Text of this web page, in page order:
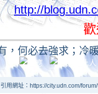
http://
，何必去強求；冷
引用網址：https://city.udn.com/